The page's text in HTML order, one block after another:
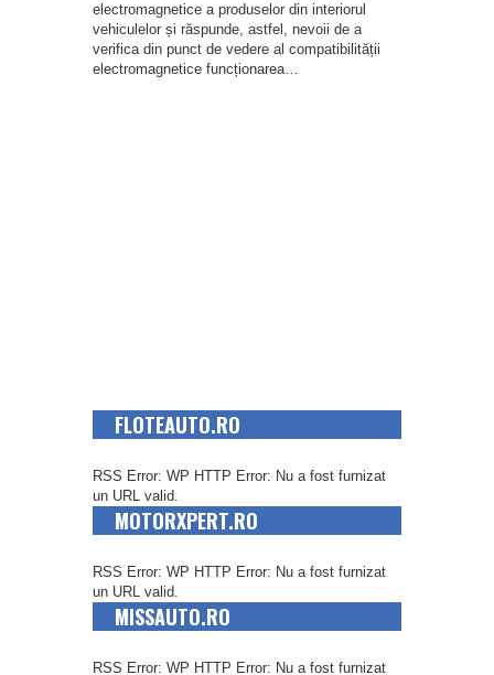
electromagnetice a produselor din interiorul
vehiculelor și răspunde, astfel, nevoii de a
verifica din punct de vedere al compatibilității
electromagnetice funcționarea…
FLOTEAUTO.RO
RSS Error: WP HTTP Error: Nu a fost furnizat
un URL valid.
MOTORXPERT.RO
RSS Error: WP HTTP Error: Nu a fost furnizat
un URL valid.
MISSAUTO.RO
RSS Error: WP HTTP Error: Nu a fost furnizat